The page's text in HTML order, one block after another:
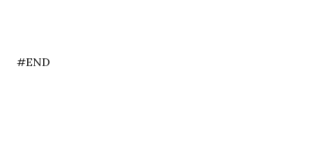
#END